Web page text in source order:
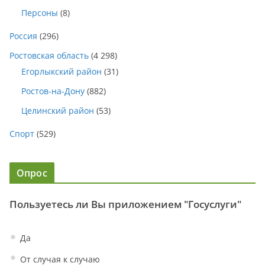
Персоны (8)
Россия (296)
Ростовская область (4 298)
Егорлыкский район (31)
Ростов-на-Дону (882)
Целинский район (53)
Спорт (529)
Опрос
Пользуетесь ли Вы приложением "Госуслуги"
Да
От случая к случаю